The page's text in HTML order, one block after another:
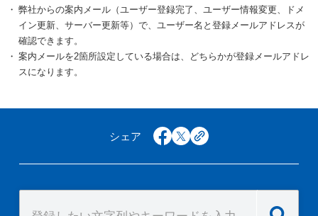
弊社からの案内メール（ユーザー登録完了、ユーザー情報変更、ドメ
イン更新、サーバー更新等）で、ユーザー名と登録メールアドレスが
確認できます。
案内メールを2箇所設定している場合は、どちらかが登録メールアドレ
スになります。
シェア facebook
x copy